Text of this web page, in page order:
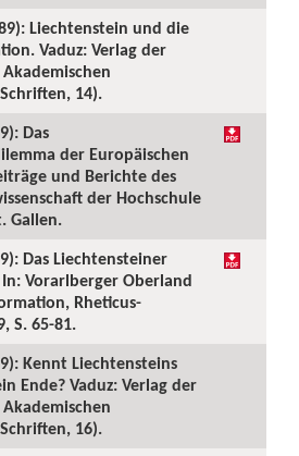
Liechtenstein und die
Vaduz: Verlag der
14).
Das
der Europäischen
und Berichte des
der Hochschule
Gallen.
Das Liechtensteiner
Vorarlberger Oberland
Rheticus-
S. 65-81.
Kennt Liechtensteins
Ende? Vaduz: Verlag der
16).